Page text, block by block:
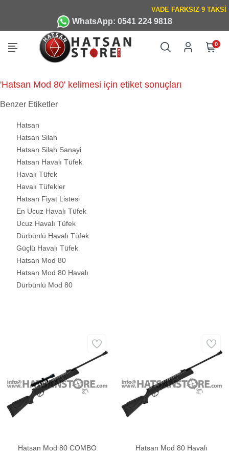
WhatsApp: 0541 224 9818
0
'Hatsan Mod 80' kelimesi için etiket sonuçları
Benzer Etiketler
Hatsan
Hatsan Silah
Hatsan Silah Sanayi
Hatsan Havalı Tüfek
Havalı Tüfek
Havalı Tüfekler
Hatsan Fiyat Listesi
En Ucuz Havalı Tüfek
Ucuz Havalı Tüfek
Dürbünlü Havalı Tüfek
Güçlü Havalı Tüfek
Hatsan Mod 80
Hatsan Mod 80 Havalı
Dürbünlü Mod 80
Hatsan Mod 80 COMBO
Hatsan Mod 80 Havalı